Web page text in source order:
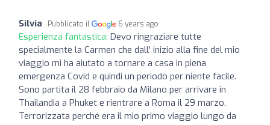
Silvia Pubblicato il 6 years ago
Esperienza fantastica: Devo ringraziare tutte
specialmente la Carmen che dall' inizio alla fine del mio
viaggio mi ha aiutato a tornare a casa in piena
emergenza Covid e quindi un periodo per niente facile.
Sono partita il 28 febbraio da Milano per arrivare in
Thailandia a Phuket e rientrare a Roma il 29 marzo.
Terrorizzata perché era il mio primo viaggio lungo da